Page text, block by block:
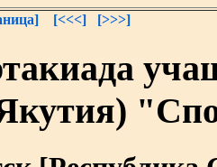
[<<<] [>>>]